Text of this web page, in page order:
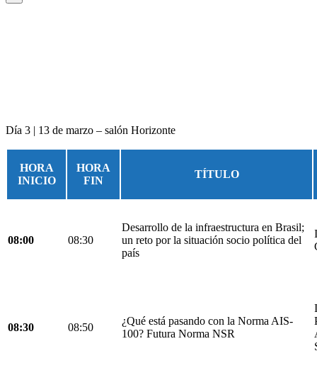
Día 3 | 13 de marzo – salón Horizonte
HORA
INICIO
HORA
FIN
TÍTULO
08:00 08:30
Desarrollo de la infraestructura en Brasil;
un reto por la situación socio política del
país
08:30 08:50
¿Qué está pasando con la Norma AIS-
100? Futura Norma NSR